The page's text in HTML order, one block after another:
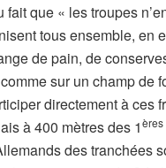
fait que « les troupes
tous ensemble, en
de pain, de
sur un champ de
directement à ces
à 400 mètres des 1ères
des tranchées